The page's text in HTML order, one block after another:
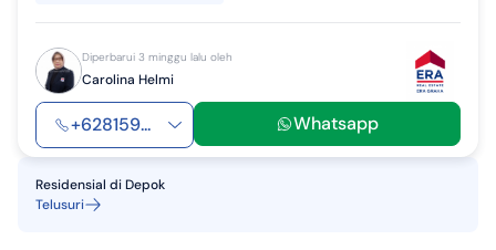
Diperbarui 3 minggu lalu oleh
Carolina Helmi
+628159... Whatsapp
Residensial diDepok
Telusuri